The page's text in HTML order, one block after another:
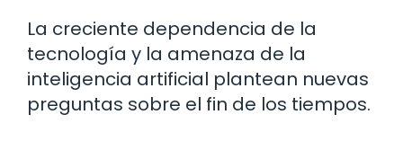
La creciente dependencia de la
tecnología y la amenaza de la
inteligencia artificial plantean nuevas
preguntas sobre el fin de los tiempos.